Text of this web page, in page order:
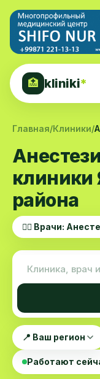
🏥 kliniki*
Главная/Клиники/
клиники
района
👨‍⚕️ Врачи:
📍 Ваш регион
Работают